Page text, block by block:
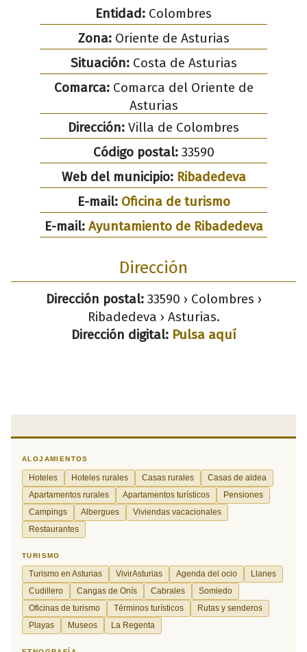
Entidad: Colombres
Zona:Oriente de Asturias
Situación:Costa de Asturias
Comarca:Comarca del Oriente de
Asturias
Dirección: Villa de Colombres
Código postal:33590
Web del municipio: Ribadedeva
E-mail: Oficina de turismo
E-mail: Ayuntamiento de Ribadedeva
Dirección
Dirección postal:33590 › Colombres ›
Ribadedeva › Asturias.
Dirección digital: Pulsa aquí